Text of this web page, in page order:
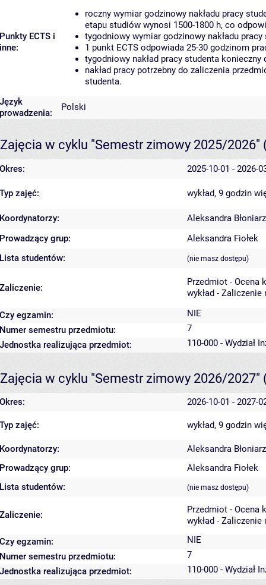
Punkty ECTS i
inne:
roczny wymiar godzinowy nakładu pracy
etapu studiów wynosi 1500-1800 h, co
tygodniowy wymiar godzinowy nakładu
1 punkt ECTS odpowiada 25-30 godzinom
tygodniowy nakład pracy studenta
nakład pracy potrzebny do zaliczenia
studenta.
Język
prowadzenia:
Polski
Zajęcia w cyklu "Semestr zimowy 2025/2026"
Okres: 2025-10-01 - 2026-
Typ zajęć: wykład, 9 godzin
Koordynatorzy:
Aleksandra Błoniarz
Prowadzący grup:
Aleksandra Fiołek
Lista studentów:
(nie masz dostępu)
Zaliczenie:
Przedmiot - Ocena
wykład - Zaliczenie
Czy egzamin:
NIE
Numer semestru przedmiotu:
7
Jednostka realizująca przedmiot:
110-000 - Wydział
Zajęcia w cyklu "Semestr zimowy 2026/2027"
Okres: 2026-10-01 - 2027-
Typ zajęć: wykład, 9 godzin
Koordynatorzy:
Aleksandra Błoniarz
Prowadzący grup:
Aleksandra Fiołek
Lista studentów:
(nie masz dostępu)
Zaliczenie:
Przedmiot - Ocena
wykład - Zaliczenie
Czy egzamin:
NIE
Numer semestru przedmiotu:
7
Jednostka realizująca przedmiot:
110-000 - Wydział